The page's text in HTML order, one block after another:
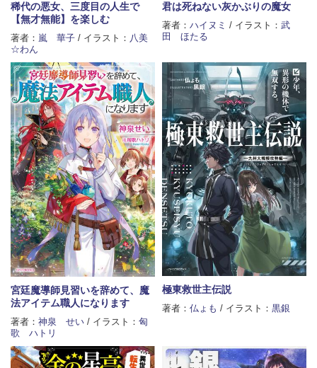
稀代の悪女、三度目の人生で
【無才無能】を楽しむ
著者： 嵐 華子 / イラスト： 八美
☆わん
君は死ねない灰かぶりの魔女
著者： ハイヌミ / イラスト： 武
田 ほたる
宮廷魔導師見習いを辞めて、魔
法アイテム職人になります
著者： 神泉 せい / イラスト： 匈
歌 ハトリ
極東救世主伝説
著者： 仏ょも / イラスト： 黒銀